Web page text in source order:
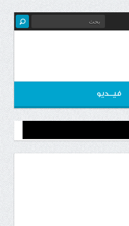
فيــديو